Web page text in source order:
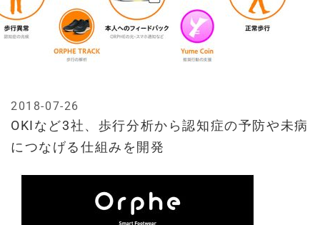
OKIなど3社、歩行分析から認知症の予防や未病
につなげる仕組みを開発
2018-07-26